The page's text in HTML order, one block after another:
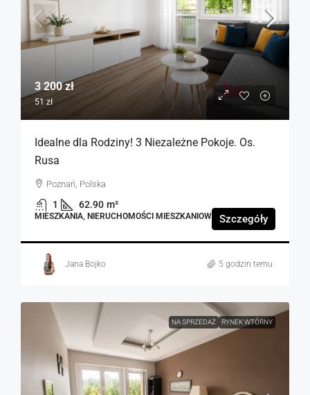
3 200 zł
51 zł
Idealne dla Rodziny! 3 Niezależne Pokoje. Os.
Rusa
Poznań, Polska
1 62.90 m²
MIESZKANIA, NIERUCHOMOŚCI MIESZKANIOWE Szczegóły
Jana Bojko 5 godzin temu
NA SPRZEDAŻ RYNEK WTÓRNY